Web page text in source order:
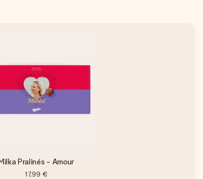
Pralinés - Amour
17,99 €